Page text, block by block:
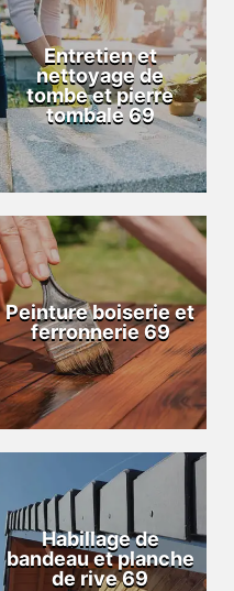
Entretien et
nettoyage de
tombe et pierre
tombale 69
Peinture boiserie et
ferronnerie 69
Habillage de
bandeau et planche
de rive 69